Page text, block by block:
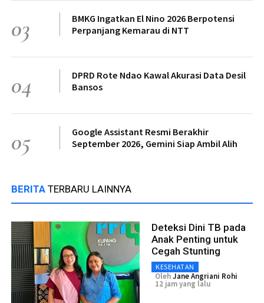
03
BMKG Ingatkan El Nino 2026 Berpotensi
Perpanjang Kemarau di NTT
04
DPRD Rote Ndao Kawal Akurasi Data Desil
Bansos
05
Google Assistant Resmi Berakhir
September 2026, Gemini Siap Ambil Alih
BERITA TERBARU LAINNYA
Deteksi Dini TB pada
Anak Penting untuk
Cegah Stunting
KESEHATAN
OlehJane Angriani Rohi
12 jam yang lalu